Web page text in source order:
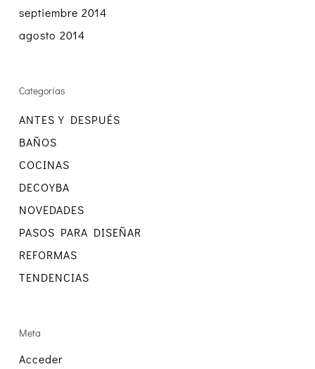
septiembre 2014
agosto 2014
Categorías
ANTES Y DESPUÉS
BAÑOS
COCINAS
DECOYBA
NOVEDADES
PASOS PARA DISEÑAR
REFORMAS
TENDENCIAS
Meta
Acceder